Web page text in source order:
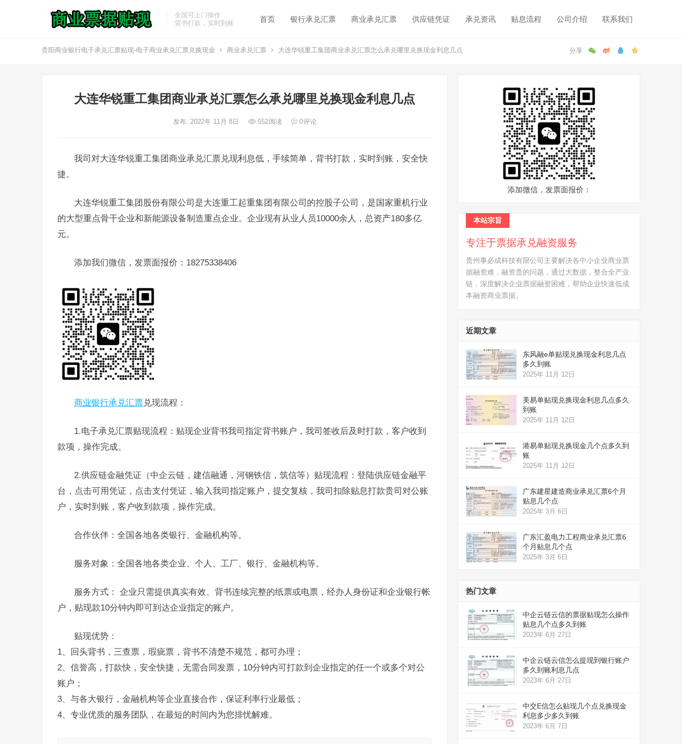
全国可上门操作
背书打款，实时到账
首页 银行承兑汇票 商业承兑汇票 供应链凭证 承兑资讯 贴息流程 公司介绍 联系我们
贵阳商业银行电子承兑汇票贴现-电子商业承兑汇票兑换现金 商业承兑汇票 大连华锐重工集团商业承兑汇票怎么承兑哪里兑换现金利息几点
大连华锐重工集团商业承兑汇票怎么承兑哪里兑换现金利息几点
发布: 2022年 11月 8日 552阅读 0评论
我司对大连华锐重工集团商业承兑汇票兑现利息低，手续简单，背书打款，实时到账，安全快
捷。
大连华锐重工集团股份有限公司是大连重工起重集团有限公司的控股子公司，是国家重机行业
的大型重点骨干企业和新能源设备制造重点企业。企业现有从业人员10000余人，总资产180多亿
元。
添加我们微信，发票面报价：18275338406
商业银行承兑汇票 兑现流程：
1.电子承兑汇票贴现流程：贴现企业背书我司指定背书账户，我司签收后及时打款，客户收到
款项，操作完成。
2.供应链金融凭证（中企云链，建信融通，河钢铁信，筑信等）贴现流程：登陆供应链金融平
台，点击可用凭证，点击支付凭证，输入我司指定账户，提交复核，我司扣除贴息打款贵司对公账
户，实时到账，客户收到款项，操作完成。
合作伙伴：全国各地各类银行、金融机构等。
服务对象：全国各地各类企业、个人、工厂、银行、金融机构等。
服务方式： 企业只需提供真实有效、背书连续完整的纸票或电票，经办人身份证和企业银行帐
户，贴现款10分钟内即可到达企业指定的账户。
贴现优势：
1、回头背书，三查票，瑕疵票，背书不清楚不规范，都可办理；
2、信誉高，打款快，安全快捷，无需合同发票，10分钟内可打款到企业指定的任一个或多个对公
账户；
3、与各大银行，金融机构等企业直接合作，保证利率行业最低；
4、专业优质的服务团队，在最短的时间内为您排忧解难。
添加微信，发票面报价：
本站宗旨
专注于票据承兑融资服务
贵州事必成科技有限公司主要解决各中小企业商业票
据融资难，融资贵的问题，通过大数据，整合全产业
链，深度解决企业票据融资困难，帮助企业快速低成
本融资商业票据。
近期文章
东风融e单贴现兑换现金利息几点
多久到账
2025年 11月 12日
美易单贴现兑换现金利息几点多久
到账
2025年 11月 12日
港易单贴现兑换现金几个点多久到
账
2025年 11月 12日
广东建星建造商业承兑汇票6个月
贴息几个点
2025年 3月 6日
广东汇盈电力工程商业承兑汇票6
个月贴息几个点
2025年 3月 6日
热门文章
中企云链云信的票据贴现怎么操作
贴息几个点多久到账
2023年 6月 27日
中企云链云信怎么提现到银行账户
多久到账利息几点
2023年 6月 27日
中交E信怎么贴现几个点兑换现金
利息多少多久到账
2023年 6月 7日